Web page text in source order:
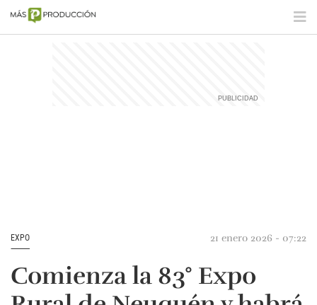
EXPO 21 enero 2026 - 07:22
Comienza la 83° Expo